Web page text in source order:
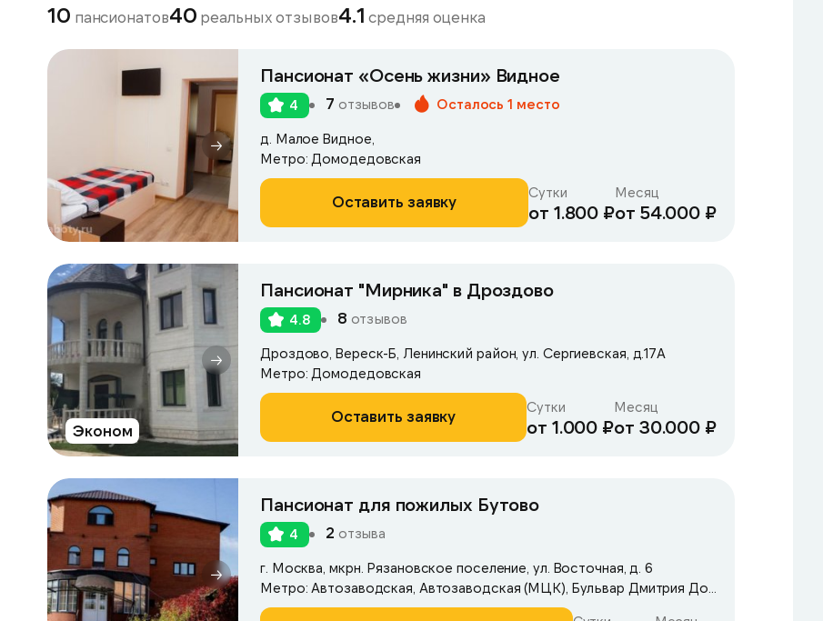
10 пансионатов40 реальных отзывов4.1 средняя оценка
Пансионат «Осень жизни» Видное
4 7 отзывов Осталось 1 место
д. Малое Видное,
Метро: Домодедовская
Оставить заявку Сутки
от 1.800 ₽
Месяц
от 54.000 ₽
Эконом
Пансионат "Мирника" в Дроздово
4.8 8 отзывов
Дроздово, Вереск-Б, Ленинский район, ул. Сергиевская, д.17А
Метро: Домодедовская
Оставить заявку Сутки
от 1.000 ₽
Месяц
от 30.000 ₽
Пансионат для пожилых Бутово
4 2 отзыва
г. Москва, мкрн. Рязановское поселение, ул. Восточная, д. 6